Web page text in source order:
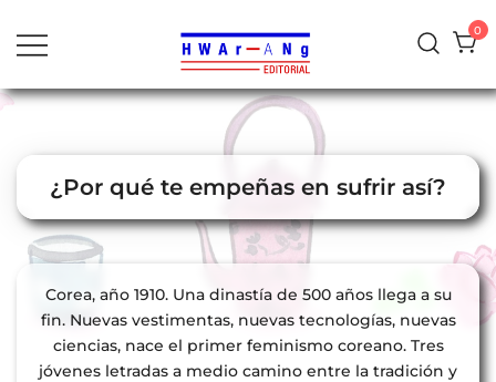
contenido
0
¿Por qué te empeñas en sufrir así?
Corea, año 1910. Una dinastía de 500 años llega a su
fin. Nuevas vestimentas, nuevas tecnologías, nuevas
ciencias, nace el primer feminismo coreano. Tres
jóvenes letradas a medio camino entre la tradición y